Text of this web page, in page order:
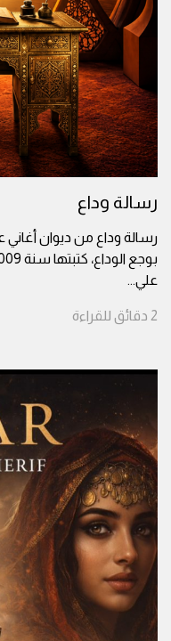
رسالة وداع
علي...
2 دقائق للقراءة